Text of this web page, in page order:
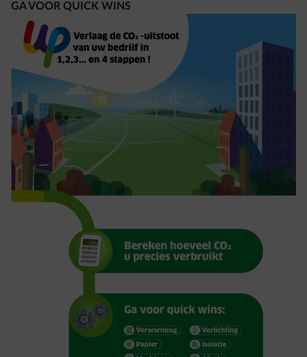
GA VOOR QUICK WINS